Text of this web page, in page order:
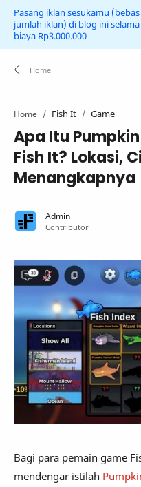
Pasang iklan sesukamu
jumlah iklan) di blog ini
biaya Rp3.000.000
Home Fish It Game
Apa Itu
Fish It? Lokasi,
Menangkapnya
Bagi para pemain game
mendengar istilah